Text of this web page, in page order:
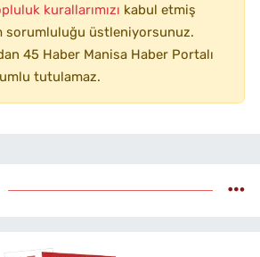
kurallarımızı kabul etmiş
sorumluluğu üstleniyorsunuz.
45 Haber Manisa Haber Portalı
tutulamaz.